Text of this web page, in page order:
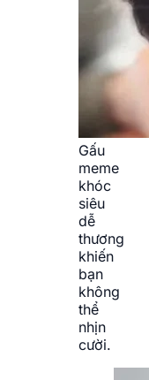
Gấu
meme
khóc
siêu
dễ
thương
khiến
bạn
không
thể
nhịn
cười.